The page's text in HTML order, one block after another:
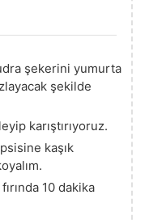
şekerini yumurta
şekilde
karıştırıyoruz.
kaşık
10 dakika